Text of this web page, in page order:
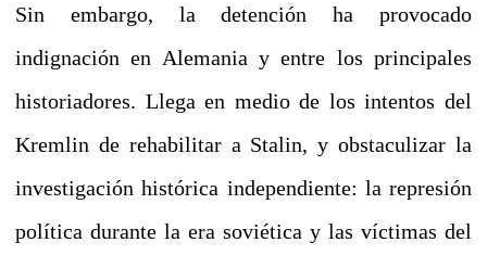
Sin embargo, la detención ha provocado
indignación en Alemania y entre los principales
historiadores. Llega en medio de los intentos del
Kremlin de rehabilitar a Stalin, y obstaculizar la
investigación histórica independiente: la represión
política durante la era soviética y las víctimas del